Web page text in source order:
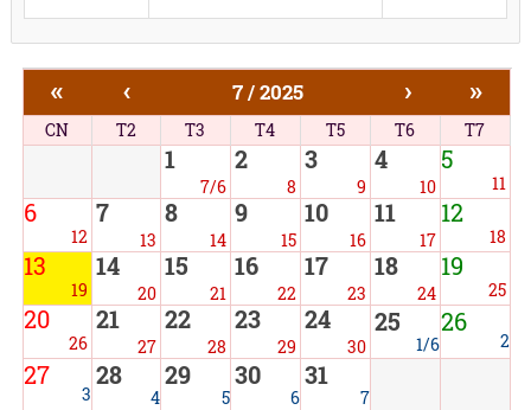
« ‹ 7 / 2025 › »
CN T2 T3 T4 T5 T6 T7
1
7/6
2
8
3
9
4
10
5
11
6
12
7
13
8
14
9
15
10
16
11
17
12
18
13
19
14
20
15
21
16
22
17
23
18
24
19
25
20
26
21
27
22
28
23
29
24
30
25
1/6
26
2
27
3
28
4
29
5
30
6
31
7